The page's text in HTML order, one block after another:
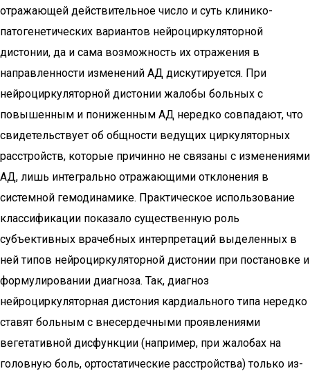
отражающей действительное число и суть клинико-
патогенетических вариантов нейроциркуляторной
дистонии, да и сама возможность их отражения в
направленности изменений АД дискутируется. При
нейроциркуляторной дистонии жалобы больных с
повышенным и пониженным АД нередко совпадают, что
свидетельствует об общности ведущих циркуляторных
расстройств, которые причинно не связаны с изменениями
АД, лишь интегрально отражающими отклонения в
системной гемодинамике. Практическое использование
классификации показало существенную роль
субъективных врачебных интерпретаций выделенных в
ней типов нейроциркуляторной дистонии при постановке и
формулировании диагноза. Так, диагноз
нейроциркуляторная дистония кардиального типа нередко
ставят больным с внесердечными проявлениями
вегетативной дисфункции (например, при жалобах на
головную боль, ортостатические расстройства) только из-